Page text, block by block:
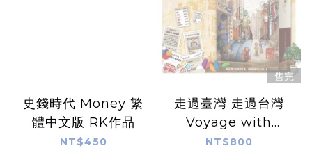
史錢時代 Money 繁
體中文版 RK作品
NT$450
售完
走過臺灣 走過台灣
Voyage with
Taiwan 繁體中文版
NT$800